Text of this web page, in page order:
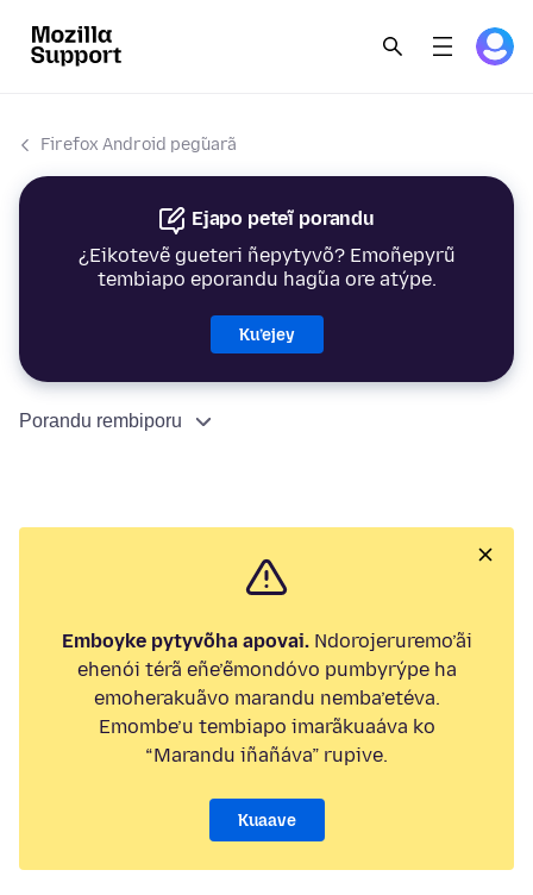
Firefox Android peg̃uarã
Ejapo peteĩ porandu
¿Eikotevẽ gueteri ñepytyvõ? Emoñepyrũ
tembiapo eporandu hag̃ua ore atýpe.
Ku’ejey
Porandu rembiporu
Emboyke pytyvõha apovai.Ndorojeruremo’ãi
ehenói térã eñe’ẽmondóvo pumbyrýpe ha
emoherakuãvo marandu nemba’etéva.
Emombe’u tembiapo imarãkuaáva ko
“Marandu iñañáva” rupive.
Kuaave